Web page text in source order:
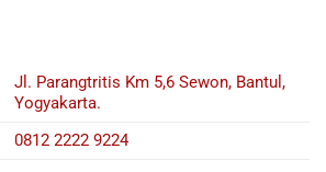
Jl. Parangtritis Km 5,6 Sewon, Bantul,
Yogyakarta.
0812 2222 9224